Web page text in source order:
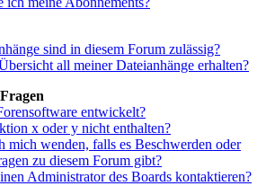
sind in diesem Forum zulässig?
all meiner Dateianhänge erhalten?
entwickelt?
x oder y nicht enthalten?
mich wenden, falls es Beschwerden oder
zu diesem Forum gibt?
Administrator des Boards kontaktieren?